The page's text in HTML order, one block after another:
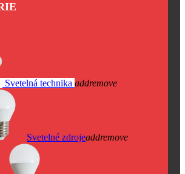
Svetelná technika addremove
Svetelné zdrojeaddremove